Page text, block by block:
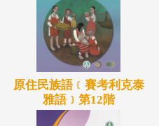
原住民族語﹝賽考利克泰
雅語﹞第12階